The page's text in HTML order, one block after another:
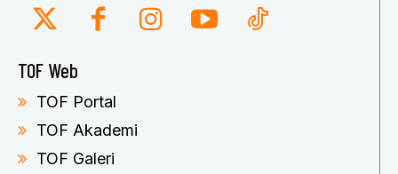
TOF Web
TOF Portal
TOF Akademi
TOF Galeri